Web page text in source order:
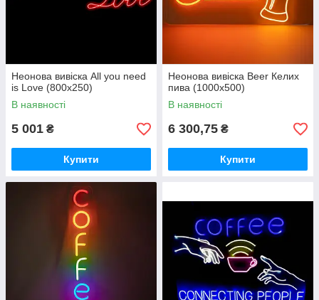
Неонова вивіска All you need
is Love (800х250)
В наявності
5 001 ₴
Купити
Неонова вивіска Beer Келих
пива (1000х500)
В наявності
6 300,75 ₴
Купити